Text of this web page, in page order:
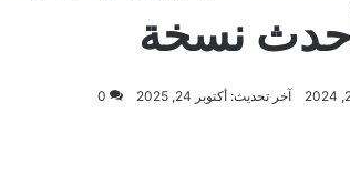
نسخة
آخر تحديث: أكتوبر 24, 2025 0